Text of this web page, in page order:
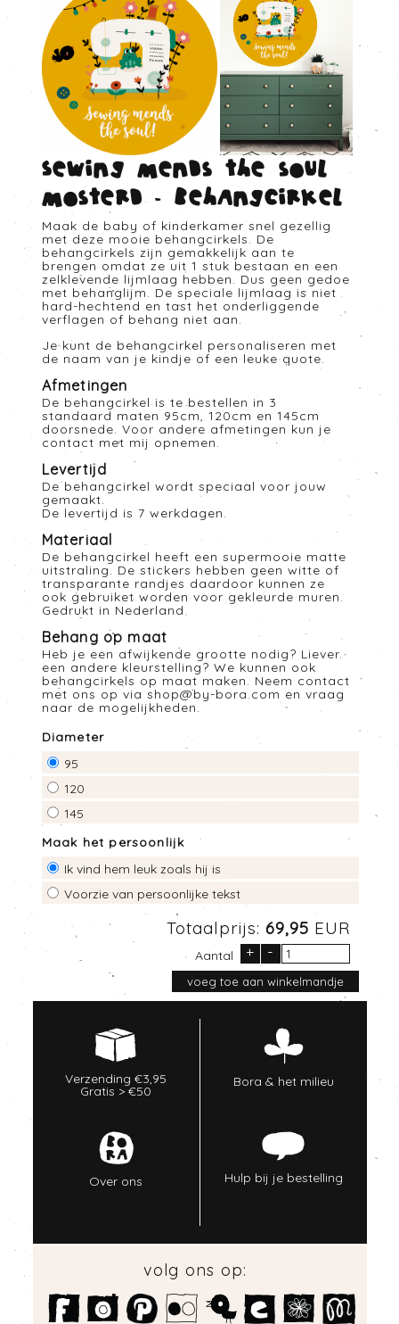
Sewing mends the soul
mosterd - Behangcirkel
Maak de baby of kinderkamer snel gezellig
met deze mooie behangcirkels. De
behangcirkels zijn gemakkelijk aan te
brengen omdat ze uit 1 stuk bestaan en een
zelklevende lijmlaag hebben. Dus geen gedoe
met behanglijm. De speciale lijmlaag is niet
hard-hechtend en tast het onderliggende
verflagen of behang niet aan.
Je kunt de behangcirkel personaliseren met
de naam van je kindje of een leuke quote.
Afmetingen
De behangcirkel is te bestellen in 3
standaard maten 95cm, 120cm en 145cm
doorsnede. Voor andere afmetingen kun je
contact met mij opnemen.
Levertijd
De behangcirkel wordt speciaal voor jouw
gemaakt.
De levertijd is 7 werkdagen.
Materiaal
De behangcirkel heeft een supermooie matte
uitstraling. De stickers hebben geen witte of
transparante randjes daardoor kunnen ze
ook gebruiket worden voor gekleurde muren.
Gedrukt in Nederland
Behang op maat
Heb je een afwijkende grootte nodig? Liever
een andere kleurstelling? We kunnen ook
behangcirkels op maat maken. Neem contact
met ons op via shop@by-bora.com en vraag
naar de mogelijkheden.
Diameter
95
120
145
Maak het persoonlijk
Ik vind hem leuk zoals hij is
Voorzie van persoonlijke tekst
Totaalprijs: 69,95 EUR
Aantal + -
Verzending €3,95
Gratis > €50
Bora & het milieu
Over ons Hulp bij je bestelling
volg ons op: